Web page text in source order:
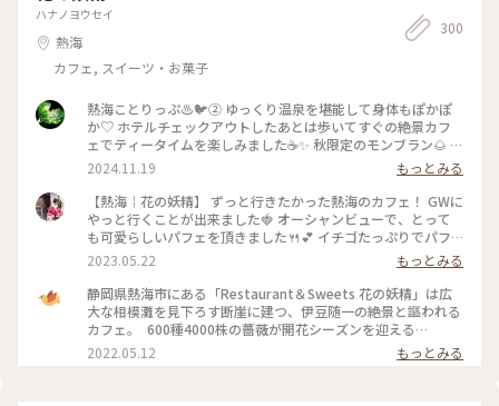
ハナノヨウセイ
熱海
カフェ, スイーツ・お菓子
300
熱海ことりっぷ♨️🐦️② ゆっくり温泉を堪能して身体もぽかぽ
か♡ ホテルチェックアウトしたあとは歩いてすぐの絶景カフ
ェでティータイムを楽しみました☕✨ 秋限定のモンブラン🌰 テ
ィラミスとぶどうのパフェ🍇 和紅茶✨ほうじ茶🍵カモミールテ
ィー❀ モンブランはまったりこっくり濃厚♡ 今だけの栗、ぶ
どう、柿で秋を感じました♡ お酒が使われた大人スイーツを
シェアしながらゆっくりお喋りする最高に贅沢な時間✨窓から
の景色は。。山、岩山、海、地平線、熱海城、トンビが飛んで
いて。。自然に囲まれた非日常感がハンパなく本当に最高な眺
めでした🌿✨ #花の妖精 #絶景カフェ #眺めが最高 #地平線が見
えるなんて #素敵 #ティータイム #パフェ #モンブラン #紅茶 #
ハーブティー #ゆっくり #のんびり #旅行のカフェは特別感 #
贅沢な時間 #景色が最高 #自然に囲まれて #熱海 #熱海ことり
っぷ
2024.11.19
もっとみる
【熱海￤花の妖精】 ずっと行きたかった熱海のカフェ！ GWに
やっと行くことが出来ました🍓 オーシャンビューで、とって
も可愛らしいパフェを頂きました🍴💕 イチゴたっぷりでパフ
ェも景色も贅沢な一時を過ごすことが出来ました☺️ #私のこと
りっぷ旅 #花の妖精
2023.05.22
もっとみる
静岡県熱海市にある「Restaurant＆Sweets 花の妖精」は広
大な相模灘を見下ろす断崖に建つ、伊豆随一の絶景と謳われる
カフェ。 ⁡ 600種4000株の薔薇が開花シーズンを迎える
「ACAO FOREST」と連動して、5月14日(土)から各日10食限
定で薔薇をモチーフとした期間限定のパフェが登場します。 薔
2022.05.12 もっとみる